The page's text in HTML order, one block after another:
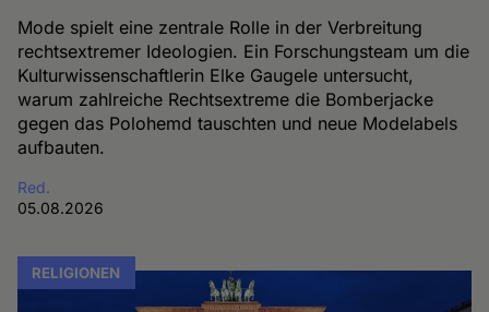
Mode spielt eine zentrale Rolle in der Verbreitung
rechtsextremer Ideologien. Ein Forschungsteam um die
Kulturwissenschaftlerin Elke Gaugele untersucht,
warum zahlreiche Rechtsextreme die Bomberjacke
gegen das Polohemd tauschten und neue Modelabels
aufbauten.
Red.
05.08.2026
RELIGIONEN